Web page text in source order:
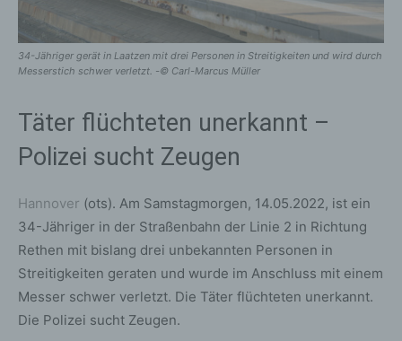
34-Jähriger gerät in Laatzen mit drei Personen in Streitigkeiten und wird durch
Messerstich schwer verletzt. -© Carl-Marcus Müller
Täter flüchteten unerkannt –
Polizei sucht Zeugen
Hannover (ots). Am Samstagmorgen, 14.05.2022, ist ein
34-Jähriger in der Straßenbahn der Linie 2 in Richtung
Rethen mit bislang drei unbekannten Personen in
Streitigkeiten geraten und wurde im Anschluss mit einem
Messer schwer verletzt. Die Täter flüchteten unerkannt.
Die Polizei sucht Zeugen.